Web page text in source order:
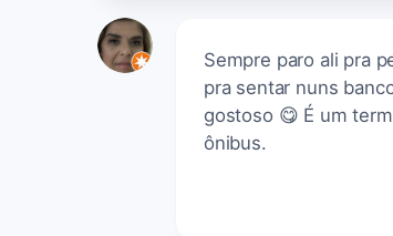
Sempre paro ali pra
pra sentar nuns
gostoso 😋 É um
ônibus.